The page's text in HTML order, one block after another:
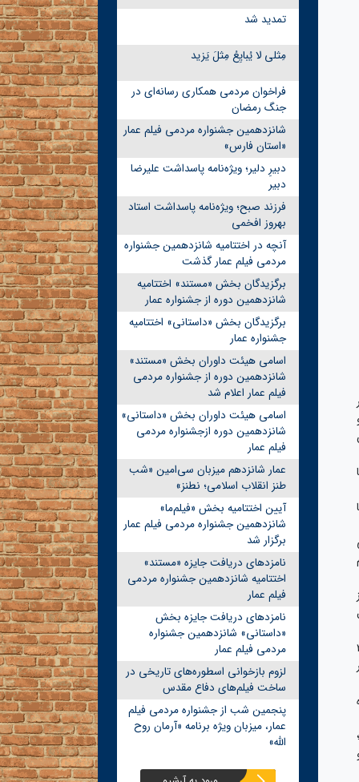
از
این بازی ۲۷
تمدید شد
مِثلی لا یُبایِعُ مِثلَ یَزید
فراخوان مردمی همکاری رسانه‌ای در
جنگ رمضان
شانزدهمین جشنواره مردمی فیلم عمار
«استان فارس»
دبیرِ دلیر؛ ویژه‌نامه پاسداشت علیرضا
دبیر
فرزند صبح؛ ویژه‌نامه پاسداشت استاد
بهروز افخمی
آنچه در اختتامیه شانزدهمین جشنواره
مردمی فیلم عمار گذشت
برگزیدگان بخش «مستند» اختتامیه
شانزدهمین دوره از جشنواره عمار
برگزیدگان بخش «داستانی» اختتامیه
جشنواره عمار
اسامی هیئت داوران بخش «مستند»
شانزدهمین دوره از جشنواره مردمی
فیلم عمار اعلام شد
اسامی هیئت داوران بخش «داستانی»
شانزدهمین دوره ازجشنواره مردمی
فیلم عمار
عمار شانزدهم میزبان سی‌امین «شب
طنز انقلاب اسلامی؛ نطنز»
آیین اختتامیه بخش «فیلم‌ما»
شانزدهمین جشنواره مردمی فیلم عمار
برگزار شد
نامزدهای دریافت جایزه «مستند»
اختتامیه شانزدهمین جشنواره مردمی
فیلم عمار
نامزدهای دریافت جایزه بخش
«داستانی» شانزدهمین جشنواره
مردمی فیلم عمار
لزوم بازخوانی اسطوره‌های تاریخی در
ساخت فیلم‌های دفاع مقدس
پنجمین شب از جشنواره مردمی فیلم
عمار، میزبان ویژه برنامه «آرمان روح
الله»